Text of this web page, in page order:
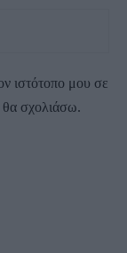
ιστότοπο μου σε
θα σχολιάσω.